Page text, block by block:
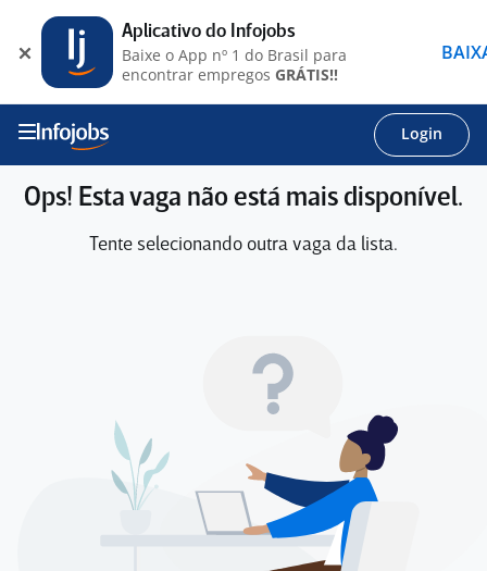
Login
Ops! Esta vaga não está mais disponível.
Tente selecionando outra vaga da lista.
Aplicativo do Infojobs
Baixe o App nº 1 do Brasil para
encontrar empregos GRÁTIS!!